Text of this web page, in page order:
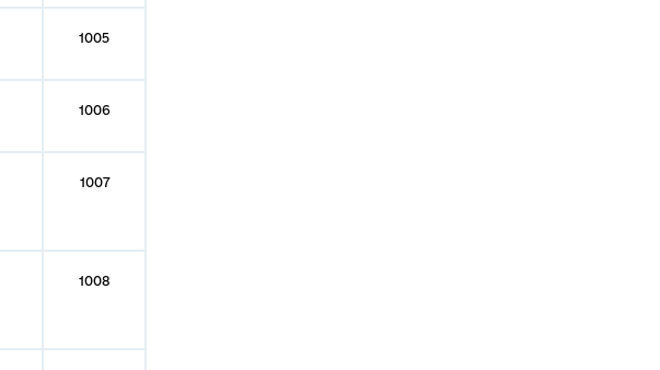
1005
1006
1007
1008